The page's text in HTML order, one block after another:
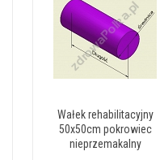
Wałek rehabilitacyjny
50x50cm pokrowiec
nieprzemakalny